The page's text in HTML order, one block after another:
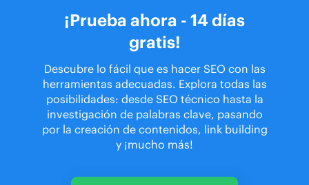
¡Prueba ahora - 14 días
gratis!
Descubre lo fácil que es hacer SEO con las
herramientas adecuadas. Explora todas las
posibilidades: desde SEO técnico hasta la
investigación de palabras clave, pasando
por la creación de contenidos, link building
y ¡mucho más!